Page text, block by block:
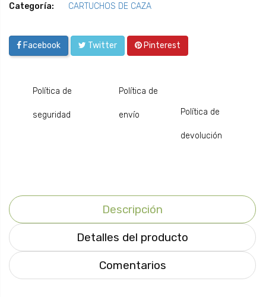
Categoría:
CARTUCHOS DE CAZA
Facebook Twitter Pinterest
Política de
seguridad
Política de
envío Política de
devolución
Descripción
Detalles del producto
Comentarios